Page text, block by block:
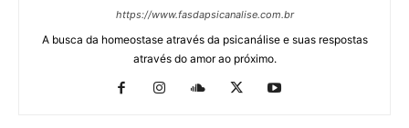
https://www.fasdapsicanalise.com.br
A busca da homeostase através da psicanálise e suas respostas
através do amor ao próximo.